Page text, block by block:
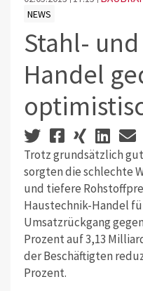
NEWS
Stahl-
Handel
Trotz grundsätzlich
sorgten die schlechte
und tiefere
Haustechnik-Handel
Umsatzrückgang
Prozent auf 3,13
der Beschäftigten
Prozent.